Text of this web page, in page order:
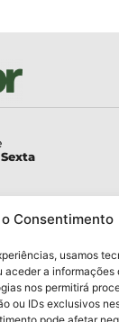
Consentimento
usamos
a informações
nos permitirá
ou IDs exclusivos
à Pesquisa
à Inovação
à Bolsas